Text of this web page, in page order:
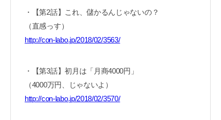
・【第2話】これ、儲かるんじゃないの？
（直感っす）
http://con-labo.jp/2018/02/3563/
・【第3話】初月は「月商4000円」
（4000万円、じゃないよ）
http://con-labo.jp/2018/02/3570/